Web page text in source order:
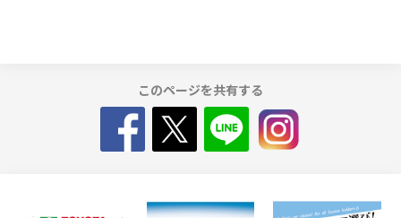
このページを共有する